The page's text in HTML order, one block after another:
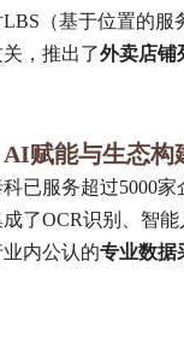
（基于位置的服
，推出了外卖店铺
AI赋能与生态构
已服务超过5000家
了OCR识别、智
内公认的专业数据